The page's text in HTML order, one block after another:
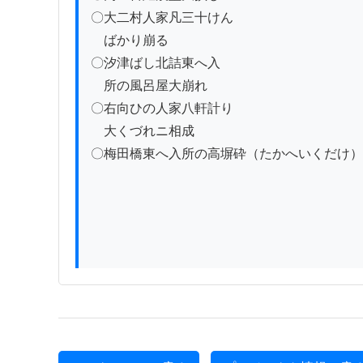
〇大二村人家凡三十けん
ばかり崩る
〇汐津ばし北詰東へ入
所の風呂屋大崩れ
〇右向ひの人家八軒計り
大くづれニ相成
〇梅田橋東へ入所の高塀砕（たかへいくだけ